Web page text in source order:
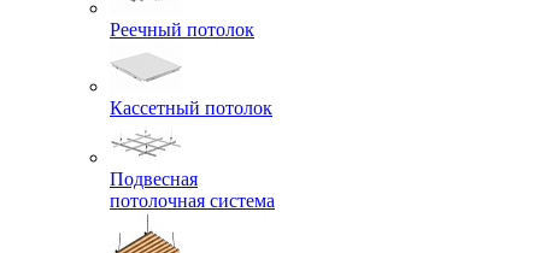
Реечный потолок
Кассетный потолок
Подвесная
потолочная система